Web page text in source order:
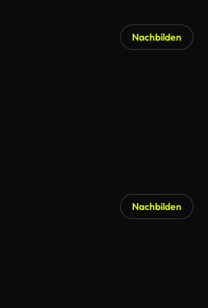
Nachbilden
Nachbilden